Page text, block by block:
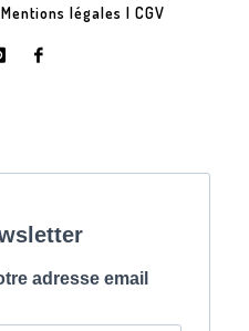
Mentions légales | CGV